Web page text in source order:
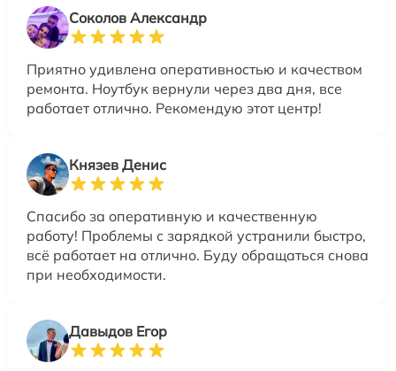
Соколов Александр
Приятно удивлена оперативностью и качеством
ремонта. Ноутбук вернули через два дня, все
работает отлично. Рекомендую этот центр!
Князев Денис
Спасибо за оперативную и качественную
работу! Проблемы с зарядкой устранили быстро,
всё работает на отлично. Буду обращаться снова
при необходимости.
Давыдов Егор